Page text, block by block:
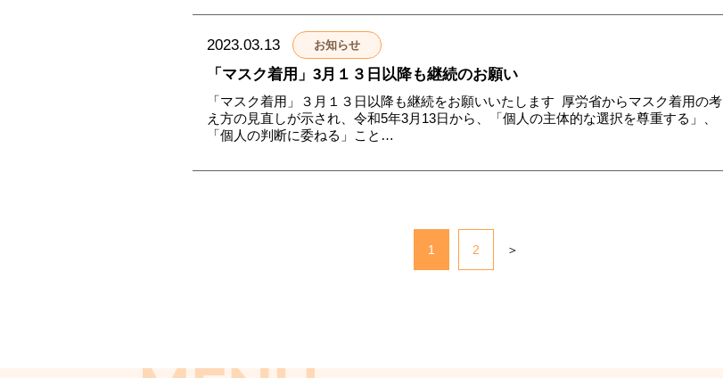
2023.03.13 お知らせ
「マスク着用」3月１３日以降も継続のお願い
「マスク着用」３月１３日以降も継続をお願いいたします 厚労省からマスク着用の考
え方の見直しが示され、令和5年3月13日から、「個人の主体的な選択を尊重する」、
「個人の判断に委ねる」こと…
1 2 ＞